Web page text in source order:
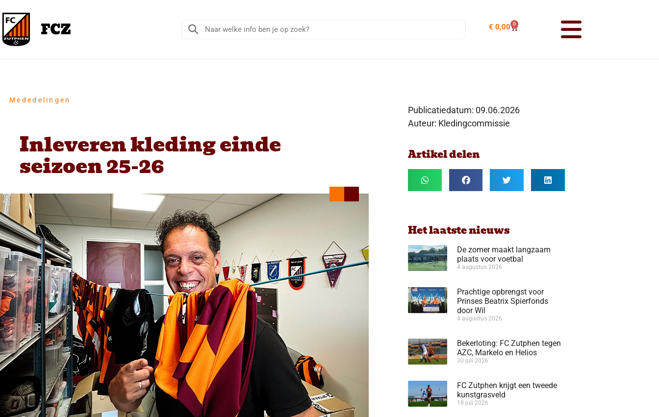
€ 0,00 0
Mededelingen
Inleveren kleding einde
seizoen 25-26
Publicatiedatum: 09.06.2026
Auteur: Kledingcommissie
Artikel delen
Het laatste nieuws
De zomer maakt langzaam
plaats voor voetbal
4 augustus 2026
Prachtige opbrengst voor
Prinses Beatrix Spierfonds
door Wil
4 augustus 2026
Bekerloting: FC Zutphen tegen
AZC, Markelo en Helios
30 juli 2026
FC Zutphen krijgt een tweede
kunstgrasveld
18 juli 2026